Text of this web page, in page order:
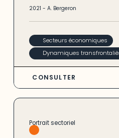
2021-A. Bergeron
Secteurs économiques
Dynamiques
CONSULTER
Portrait sectoriel